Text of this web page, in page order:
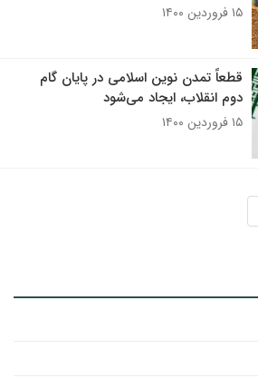
۱۵ فروردین ۱۴۰۰
قطعاً تمدن نوین اسلامی در پایان گام
دوم انقلاب، ایجاد می‌شود
۱۵ فروردین ۱۴۰۰